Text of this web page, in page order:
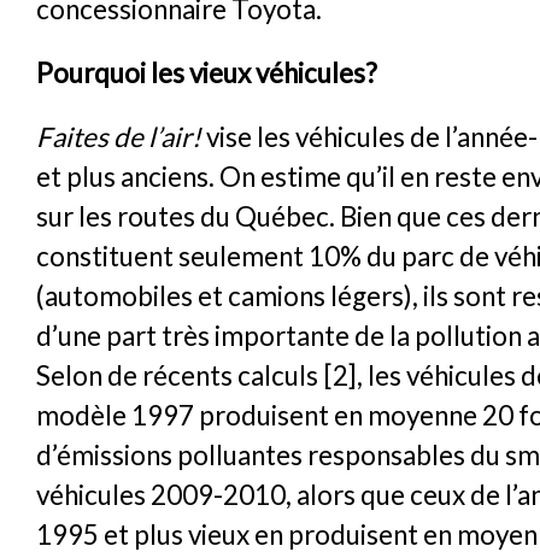
concessionnaire Toyota.
Pourquoi les vieux véhicules?
Faites de l’air!vise les véhicules de
et plus anciens. On estime qu’il en reste
sur les routes du Québec. Bien que ces
constituent seulement 10% du parc de
(automobiles et camions légers), ils sont
d’une part très importante de la pollution
Selon de récents calculs [2], les véhicules
modèle 1997 produisent en moyenne 20
d’émissions polluantes responsables du
véhicules 2009-2010, alors que ceux de
1995 et plus vieux en produisent en